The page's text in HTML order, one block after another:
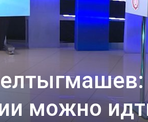
можно